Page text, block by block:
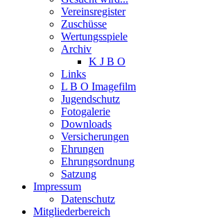
Vereinsregister
Zuschüsse
Wertungsspiele
Archiv
K J B O
Links
L B O Imagefilm
Jugendschutz
Fotogalerie
Downloads
Versicherungen
Ehrungen
Ehrungsordnung
Satzung
Impressum
Datenschutz
Mitgliederbereich